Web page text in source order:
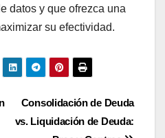
datos y que ofrezca una
su efectividad.
Consolidación de Deuda
vs. Liquidación de Deuda: